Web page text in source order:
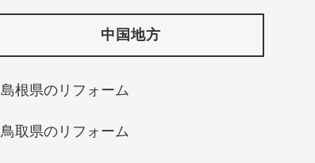
中国地方
島根県のリフォーム
鳥取県のリフォーム